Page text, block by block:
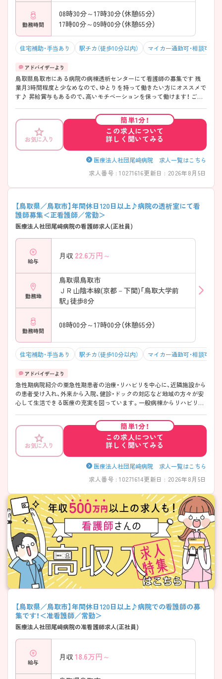
勤務時間
08時30分～17時30分（休憩65分）
17時00分～09時00分（休憩65分）
住宅補助・手当あり 駅チカ（徒歩10分以内） マイカー通勤可・相談可
鳥取県鳥取市にある病院の病棟透析センターにて看護師の募集です 残
業月3時間程度と少なめなので、ゆとりを持って働きたい方にオススメで
す♪ 昇給賞与もあるので、高いモチベーションを保って働けます！ ご興
お気に入り
簡単1分！
この求人について
詳しく聞いてみる
医療法人社団尾﨑病院 求人一覧はこちら
求人番号 : 10271616更新日 : 2026年8月5日
【鳥取県／鳥取市】年間休日120日以上♪病院の透析室にて看
護師募集＜正看護師／常勤＞
医療法人社団尾﨑病院の看護師求人(正社員)
給与
月収 22.6万円～
勤務地
鳥取県鳥取市
ＪＲ山陰本線(京都－下関)「鳥取大学前
駅」徒歩8分
勤務時間
08時00分～17時00分（休憩65分）
住宅補助・手当あり 駅チカ（徒歩10分以内） マイカー通勤可・相談可
急性期病院紹介の亜急性期患者の治療・リハビリを中心に、近隣施設から
の患者受け入れ、外来から入院、健診・ドックの対応など地域の方々が安
心して生活できる医療の充実を図っています。一般病棟からリハビリ、
く関わる看護ができます♪ より詳しく知りたい方には、面接ポイントや
求人の詳細をお伝えいたしますので、お問い合わせください。
お気に入り
簡単1分！
この求人について
詳しく聞いてみる
医療法人社団尾﨑病院 求人一覧はこちら
求人番号 : 10271614更新日 : 2026年8月5日
【鳥取県／鳥取市】年間休日120日以上♪病院での看護師の募
集です！＜准看護師／常勤＞
医療法人社団尾﨑病院の准看護師求人(正社員)
給与
月収 18.6万円～